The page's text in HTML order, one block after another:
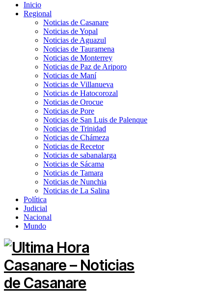
Inicio
Regional
Noticias de Casanare
Noticias de Yopal
Noticias de Aguazul
Noticias de Tauramena
Noticias de Monterrey
Noticias de Paz de Ariporo
Noticias de Maní
Noticias de Villanueva
Noticias de Hatocorozal
Noticias de Orocue
Noticias de Pore
Noticias de San Luis de Palenque
Noticias de Trinidad
Noticias de Chámeza
Noticias de Recetor
Noticias de sabanalarga
Noticias de Sácama
Noticias de Tamara
Noticias de Nunchia
Noticias de La Salina
Política
Judicial
Nacional
Mundo